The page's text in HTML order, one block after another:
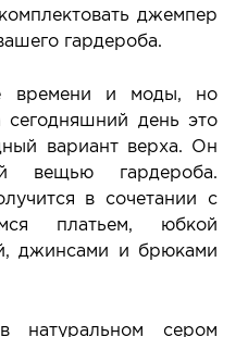
джемпер
гардероба.
времени и моды, но
сегодняшний день это
вариант верха. Он
вещью гардероба.
в сочетании с
платьем, юбкой
джинсами и брюками
натуральном сером